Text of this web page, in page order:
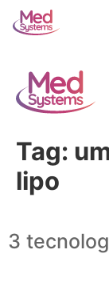
Tag:
lipo
3